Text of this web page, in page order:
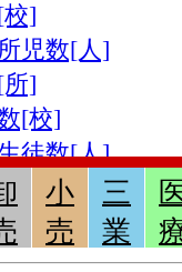
]
児数[人]
]
[校]
徒数[人]
数[人]
数[人]
校]
小
売
三
業